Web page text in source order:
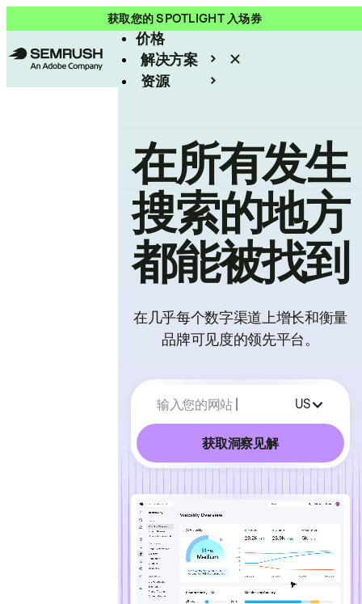
获取您的 SPOTLIGHT 入场券
产品
价格
解决方案
资源
在所有发生
搜索的地方
都能被找到
在几乎每个数字渠道上增长和衡量
品牌可见度的领先平台。
输入您的网站 US
获取洞察见解